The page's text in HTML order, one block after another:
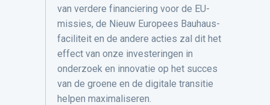
van verdere financiering voor de EU-
missies, de Nieuw Europees Bauhaus-
faciliteit en de andere acties zal dit het
effect van onze investeringen in
onderzoek en innovatie op het succes
van de groene en de digitale transitie
helpen maximaliseren.